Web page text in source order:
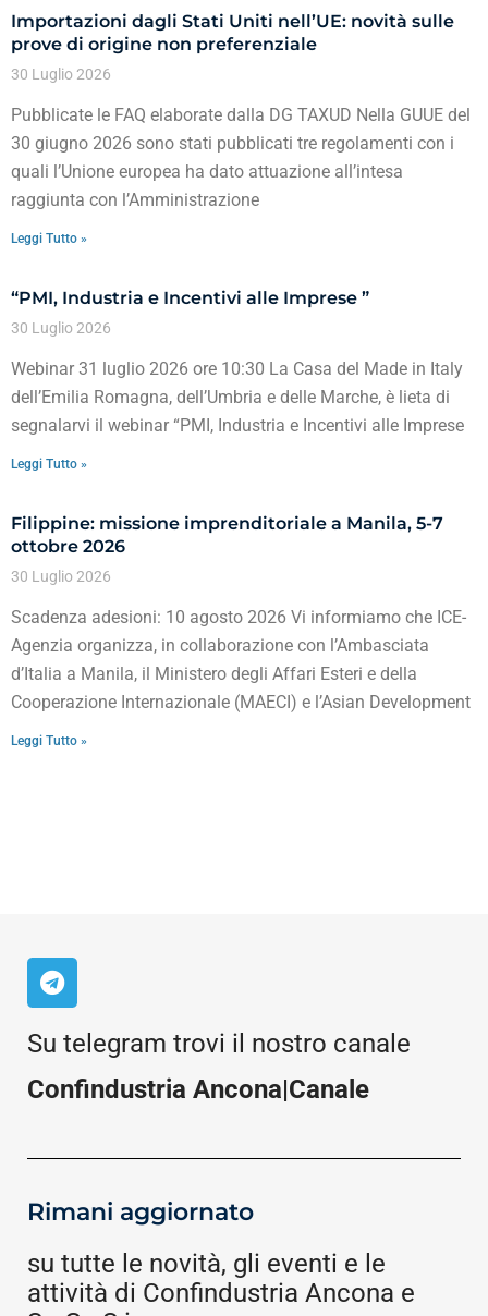
Importazioni dagli Stati Uniti nell’UE: novità sulle
prove di origine non preferenziale
30 Luglio 2026
Pubblicate le FAQ elaborate dalla DG TAXUD Nella GUUE del
30 giugno 2026 sono stati pubblicati tre regolamenti con i
quali l’Unione europea ha dato attuazione all’intesa
raggiunta con l’Amministrazione
Leggi Tutto »
“PMI, Industria e Incentivi alle Imprese ”
30 Luglio 2026
Webinar 31 luglio 2026 ore 10:30 La Casa del Made in Italy
dell’Emilia Romagna, dell’Umbria e delle Marche, è lieta di
segnalarvi il webinar “PMI, Industria e Incentivi alle Imprese
Leggi Tutto »
Filippine: missione imprenditoriale a Manila, 5-7
ottobre 2026
30 Luglio 2026
Scadenza adesioni: 10 agosto 2026 Vi informiamo che ICE-
Agenzia organizza, in collaborazione con l’Ambasciata
d’Italia a Manila, il Ministero degli Affari Esteri e della
Cooperazione Internazionale (MAECI) e l’Asian Development
Leggi Tutto »
Su telegram trovi il nostro canale
Confindustria Ancona|Canale
Rimani aggiornato
su tutte le novità, gli eventi e le
attività di Confindustria Ancona e